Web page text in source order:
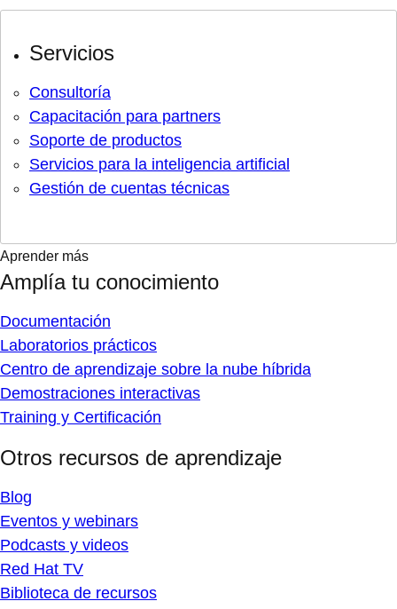
Servicios
Consultoría
Capacitación para partners
Soporte de productos
Servicios para la inteligencia artificial
Gestión de cuentas técnicas
Aprender más
Amplía tu conocimiento
Documentación
Laboratorios prácticos
Centro de aprendizaje sobre la nube híbrida
Demostraciones interactivas
Training y Certificación
Otros recursos de aprendizaje
Blog
Eventos y webinars
Podcasts y videos
Red Hat TV
Biblioteca de recursos